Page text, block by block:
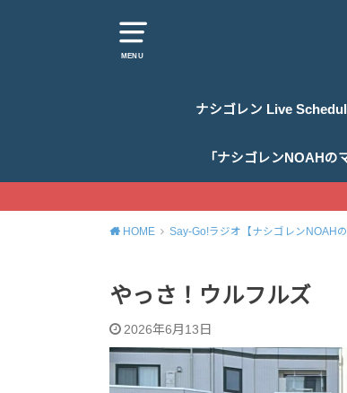
MENU
ナシゴレン Live
「ナシゴレンNOAHの
HOME Say-Go!ラジオ【ナシゴレンNOAHの
やっさ！ウルフルズ
2026年6月13日